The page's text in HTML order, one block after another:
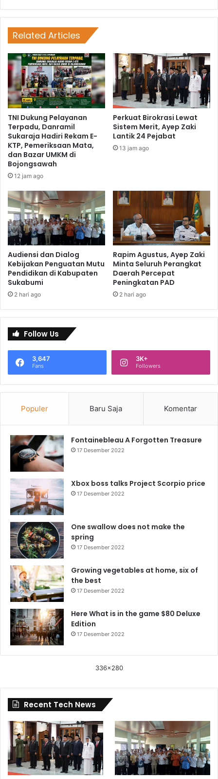
Related Articles
TNI Dukung Pelayanan
Terpadu, Danramil
Sukaraja Hadiri Rekam E-
KTP, Pemeriksaan Mata,
dan Bazar UMKM di
Bojongsawah
12 jam ago
Perkuat Birokrasi Lewat
Sistem Merit, Ayep Zaki
Lantik 24 Pejabat
13 jam ago
Audiensi dan Dialog
Kebijakan Penguatan Mutu
Pendidikan di Kabupaten
Sukabumi
2 hari ago
Rapim Agustus, Ayep Zaki
Minta Seluruh Perangkat
Daerah Percepat
Peningkatan PAD
2 hari ago
Follow Us
3,647
Fans
3K+
Followers
Populer Baru Saja Komentar
Fontainebleau A Forgotten Treasure
17 Desember 2022
Xbox boss talks Project Scorpio price
17 Desember 2022
One swallow does not make the
spring
17 Desember 2022
Growing vegetables at home, six of
the best
17 Desember 2022
Here What is in the game $80 Deluxe
Edition
17 Desember 2022
336x280
Recent Tech News